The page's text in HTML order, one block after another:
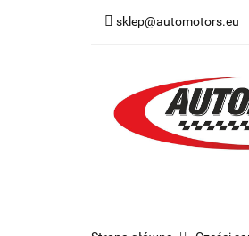
sklep@automotors.eu